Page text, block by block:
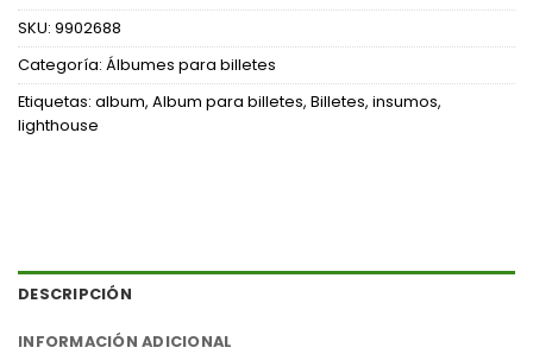
SKU: 9902688
Categoría: Álbumes para billetes
Etiquetas: album, Album para billetes, Billetes, insumos,
lighthouse
DESCRIPCIÓN
INFORMACIÓN ADICIONAL